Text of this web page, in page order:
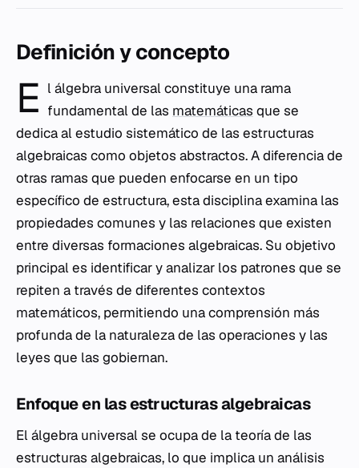
Definición y concepto
E l álgebra universal constituye una rama
fundamental de las matemáticas que se
dedica al estudio sistemático de las estructuras
algebraicas como objetos abstractos. A diferencia de
otras ramas que pueden enfocarse en un tipo
específico de estructura, esta disciplina examina las
propiedades comunes y las relaciones que existen
entre diversas formaciones algebraicas. Su objetivo
principal es identificar y analizar los patrones que se
repiten a través de diferentes contextos
matemáticos, permitiendo una comprensión más
profunda de la naturaleza de las operaciones y las
leyes que las gobiernan.
Enfoque en las estructuras algebraicas
El álgebra universal se ocupa de la teoría de las
estructuras algebraicas, lo que implica un análisis